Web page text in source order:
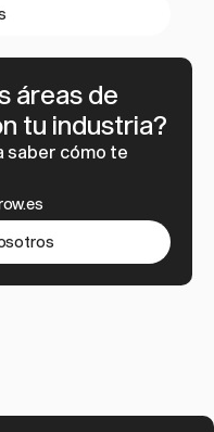
áreas de
tu industria?
saber cómo te